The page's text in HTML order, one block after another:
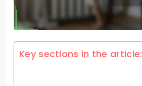
Key sections in the article: